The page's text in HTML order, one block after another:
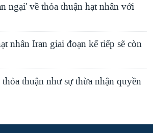
ngại' về thỏa thuận hạt nhân với
nhân Iran giai đoạn kế tiếp sẽ còn
thuận như sự thừa nhận quyền